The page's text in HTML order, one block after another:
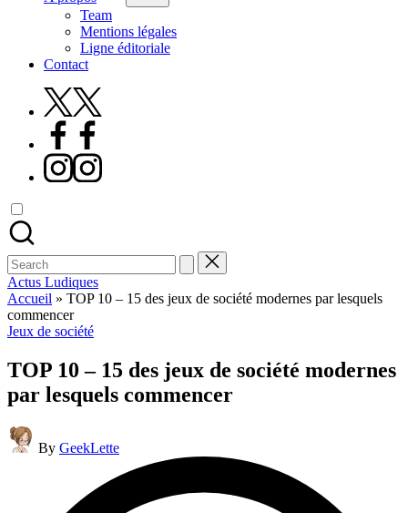
Team
Mentions légales
Ligne éditoriale
Contact
X
Facebook
Instagram
Search
for:
Actus Ludiques
Accueil » TOP 10 – 15 des jeux de société modernes par lesquels
commencer
Posted
Jeux de société
TOP 10 – 15 des jeux de société modernes
par lesquels commencer
Posted
by
By GeekLette